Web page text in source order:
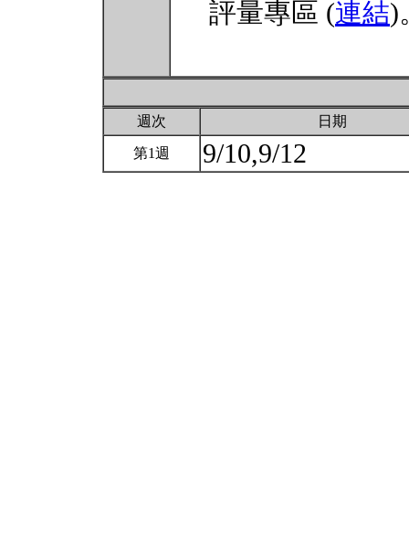
評量專區 (連結)
週次 日期
第1週 9/10,9/12